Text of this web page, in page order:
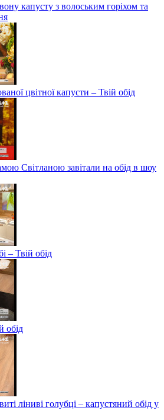
капусту з волоським горіхом та
цвітної капусти – Твій обід
Світланою завітали на обід в шоу
– Твій обід
обід
ліниві голубці – капустяний обід у